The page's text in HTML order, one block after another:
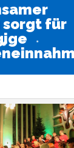
sorgt für